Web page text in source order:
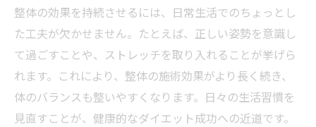
整体で叶える健康美ダイエットの実践法
整体がサポートするトータル美容ケア術
整体で健康美を維持するダイエット方法
整体とダイエットで理想の美を実現する
整体のプロが伝える健康美の秘訣とコツ
整体の効果を持続させるには、日常生活でのちょっとし
た工夫が欠かせません。たとえば、正しい姿勢を意識し
て過ごすことや、ストレッチを取り入れることが挙げら
れます。これにより、整体の施術効果がより長く続き、
体のバランスも整いやすくなります。日々の生活習慣を
見直すことが、健康的なダイエット成功への近道です。